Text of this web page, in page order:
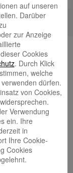
auf unseren
Darüber
zur Anzeige
Cookies
. Durch Klick
welche
dürfen.
von Cookies,
Verwendung
ein. Ihre
in
Ihre Cookie-
Cookies